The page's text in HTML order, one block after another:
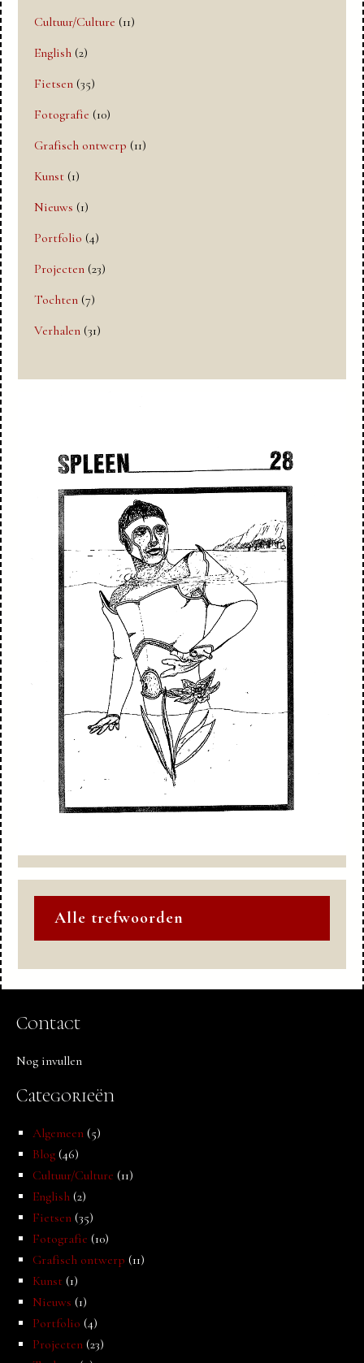
Cultuur/Culture (11)
English (2)
Fietsen (35)
Fotografie (10)
Grafisch ontwerp (11)
Kunst (1)
Nieuws (1)
Portfolio (4)
Projecten (23)
Tochten (7)
Verhalen (31)
Alle trefwoorden
Contact
Nog invullen
Categorieën
Algemeen (5)
Blog (46)
Cultuur/Culture (11)
English (2)
Fietsen (35)
Fotografie (10)
Grafisch ontwerp (11)
Kunst (1)
Nieuws (1)
Portfolio (4)
Projecten (23)